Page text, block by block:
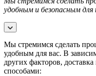
удобным и безопасным
Мы стремимся сделать
удобным для вас. В
других факторов,
способами: